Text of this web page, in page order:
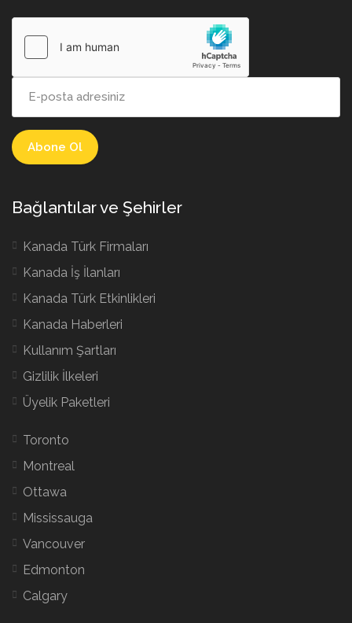
Bağlantılar ve Şehirler
Kanada Türk Firmaları
Kanada İş İlanları
Kanada Türk Etkinlikleri
Kanada Haberleri
Kullanım Şartları
Gizlilik İlkeleri
Üyelik Paketleri
Toronto
Montreal
Ottawa
Mississauga
Vancouver
Edmonton
Calgary